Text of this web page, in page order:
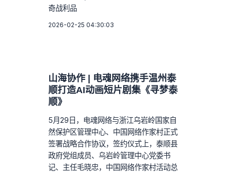
奇战利品
2026-02-25 04:30:03
山海协作 | 电魂网络携手温州泰
顺打造AI动画短片剧集《寻梦泰
顺》
5月29日，电魂网络与浙江乌岩岭国家自
然保护区管理中心、中国网络作家村正式
签署战略合作协议，签约仪式上，泰顺县
政府党组成员、乌岩岭管理中心党委书
记、主任毛晓忠，中国网络作家村活动总